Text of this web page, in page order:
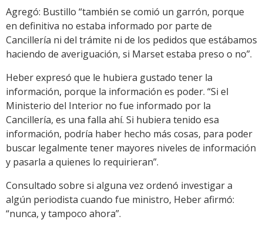
Agregó: Bustillo “también se comió un garrón, porque
en definitiva no estaba informado por parte de
Cancillería ni del trámite ni de los pedidos que estábamos
haciendo de averiguación, si Marset estaba preso o no”.
Heber expresó que le hubiera gustado tener la
información, porque la información es poder. “Si el
Ministerio del Interior no fue informado por la
Cancillería, es una falla ahí. Si hubiera tenido esa
información, podría haber hecho más cosas, para poder
buscar legalmente tener mayores niveles de información
y pasarla a quienes lo requirieran”.
Consultado sobre si alguna vez ordenó investigar a
algún periodista cuando fue ministro, Heber afirmó:
“nunca, y tampoco ahora”.